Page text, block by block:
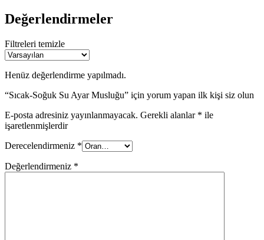
Değerlendirmeler
Filtreleri temizle
Henüz değerlendirme yapılmadı.
“Sıcak-Soğuk Su Ayar Musluğu” için yorum yapan ilk kişi siz olun
E-posta adresiniz yayınlanmayacak. Gerekli alanlar * ile
işaretlenmişlerdir
Derecelendirmeniz *
Değerlendirmeniz *